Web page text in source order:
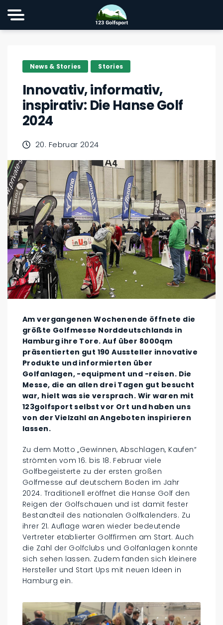
News & Stories Stories
Innovativ, informativ,
inspirativ: Die Hanse Golf
2024
20. Februar 2024
Am vergangenen Wochenende öffnete die
größte Golfmesse Norddeutschlands in
Hamburg ihre Tore. Auf über 8000qm
präsentierten gut 190 Aussteller innovative
Produkte und informierten über
Golfanlagen, -equipment und -reisen. Die
Messe, die an allen drei Tagen gut besucht
war, hielt was sie versprach. Wir waren mit
123golfsport selbst vor Ort und haben uns
von der Vielzahl an Angeboten inspirieren
lassen.
Zu dem Motto „Gewinnen, Abschlagen, Kaufen“
strömten vom 16. bis 18. Februar viele
Golfbegeisterte zu der ersten großen
Golfmesse auf deutschem Boden im Jahr
2024. Traditionell eröffnet die Hanse Golf den
Reigen der Golfschauen und ist damit fester
Bestandteil des nationalen Golfkalenders. Zu
ihrer 21. Auflage waren wieder bedeutende
Vertreter etablierter Golffirmen am Start. Auch
die Zahl der Golfclubs und Golfanlagen konnte
sich sehen lassen. Zudem fanden sich kleinere
Hersteller und Start Ups mit neuen Ideen in
Hamburg ein.